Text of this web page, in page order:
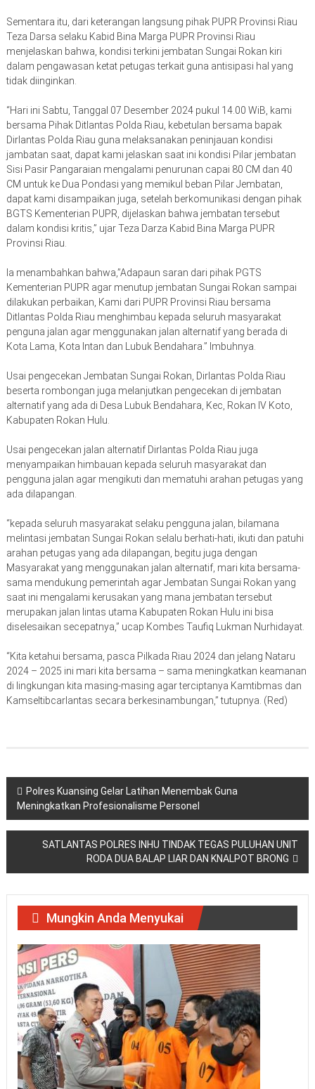
Sementara itu, dari keterangan langsung pihak PUPR Provinsi Riau
Teza Darsa selaku Kabid Bina Marga PUPR Provinsi Riau
menjelaskan bahwa, kondisi terkini jembatan Sungai Rokan kiri
dalam pengawasan ketat petugas terkait guna antisipasi hal yang
tidak diinginkan.
“Hari ini Sabtu, Tanggal 07 Desember 2024 pukul 14.00 WiB, kami
bersama Pihak Ditlantas Polda Riau, kebetulan bersama bapak
Dirlantas Polda Riau guna melaksanakan peninjauan kondisi
jambatan saat, dapat kami jelaskan saat ini kondisi Pilar jembatan
Sisi Pasir Pangaraian mengalami penurunan capai 80 CM dan 40
CM untuk ke Dua Pondasi yang memikul beban Pilar Jembatan,
dapat kami disampaikan juga, setelah berkomunikasi dengan pihak
BGTS Kementerian PUPR, dijelaskan bahwa jembatan tersebut
dalam kondisi kritis,” ujar Teza Darza Kabid Bina Marga PUPR
Provinsi Riau.
Ia menambahkan bahwa,”Adapaun saran dari pihak PGTS
Kementerian PUPR agar menutup jembatan Sungai Rokan sampai
dilakukan perbaikan, Kami dari PUPR Provinsi Riau bersama
Ditlantas Polda Riau menghimbau kepada seluruh masyarakat
penguna jalan agar menggunakan jalan alternatif yang berada di
Kota Lama, Kota Intan dan Lubuk Bendahara.” Imbuhnya.
Usai pengecekan Jembatan Sungai Rokan, Dirlantas Polda Riau
beserta rombongan juga melanjutkan pengecekan di jembatan
alternatif yang ada di Desa Lubuk Bendahara, Kec, Rokan IV Koto,
Kabupaten Rokan Hulu.
Usai pengecekan jalan alternatif Dirlantas Polda Riau juga
menyampaikan himbauan kepada seluruh masyarakat dan
pengguna jalan agar mengikuti dan mematuhi arahan petugas yang
ada dilapangan.
“kepada seluruh masyarakat selaku pengguna jalan, bilamana
melintasi jembatan Sungai Rokan selalu berhati-hati, ikuti dan patuhi
arahan petugas yang ada dilapangan, begitu juga dengan
Masyarakat yang menggunakan jalan alternatif, mari kita bersama-
sama mendukung pemerintah agar Jembatan Sungai Rokan yang
saat ini mengalami kerusakan yang mana jembatan tersebut
merupakan jalan lintas utama Kabupaten Rokan Hulu ini bisa
diselesaikan secepatnya,” ucap Kombes Taufiq Lukman Nurhidayat.
“Kita ketahui bersama, pasca Pilkada Riau 2024 dan jelang Nataru
2024 – 2025 ini mari kita bersama – sama meningkatkan keamanan
di lingkungan kita masing-masing agar terciptanya Kamtibmas dan
Kamseltibcarlantas secara berkesinambungan,” tutupnya. (Red)
Navigasi
pos
Polres Kuansing Gelar Latihan Menembak Guna
Meningkatkan Profesionalisme Personel
SATLANTAS POLRES INHU TINDAK TEGAS PULUHAN UNIT
RODA DUA BALAP LIAR DAN KNALPOT BRONG
Mungkin Anda Menyukai